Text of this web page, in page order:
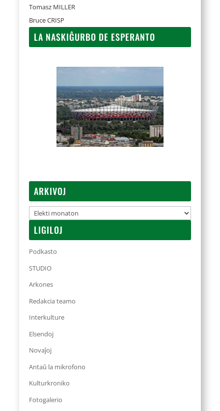
Tomasz MILLER
Bruce CRISP
LA NASKIĜURBO DE ESPERANTO
ARKIVOJ
Arkivoj
LIGILOJ
Podkasto
STUDIO
Arkones
Redakcia teamo
Interkulture
Elsendoj
Novaĵoj
Antaŭ la mikrofono
Kulturkroniko
Fotogalerio